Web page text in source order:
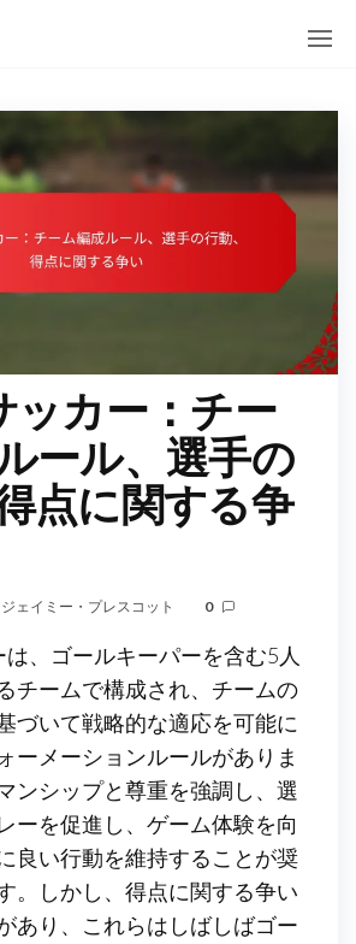
ッカー：チー
ール、選手の
点に関する争
ジェイミー・プレスコット 0
、ゴールキーパーを含む5人
チームで構成され、チームの
づいて戦略的な適応を可能に
ーメーションルールがありま
ンシップと尊重を強調し、選
ーを促進し、ゲーム体験を向
良い行動を維持することが奨
。しかし、得点に関する争い
あり、これらはしばしばゴー